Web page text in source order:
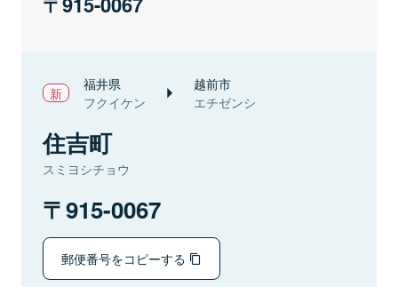
福井県
フクイケン
越前市
エチゼンシ
住吉町
スミヨシチョウ
915-0067
郵便番号をコピーする